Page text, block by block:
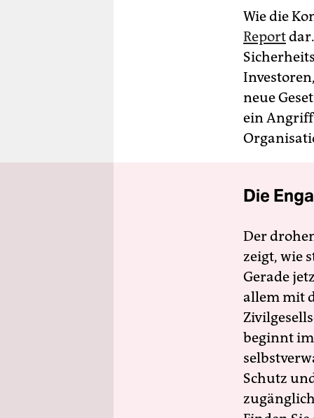
Wie die
Report
neue
ein Angriff
Die
Der
zeigt, wie
Gerade
allem mit
beginnt
Schutz